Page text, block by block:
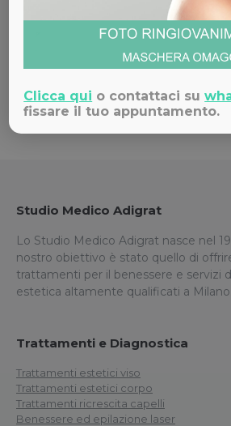
Medicina
Contattaci!
Studio Medico Adigrat
Lo Studio Medico Adigrat nasce nel
nostro obiettivo è stato quello di
trattamenti per il benessere e servizi
estetica altamente qualificati a Milano.
Trattamenti e Diagnostica
Trattamenti estetici viso
Trattamenti estetici corpo
Trattamenti ricrescita capelli
Benessere ed epilazione laser
Clicca qui o contattaci su
fissare il tuo appuntamento.